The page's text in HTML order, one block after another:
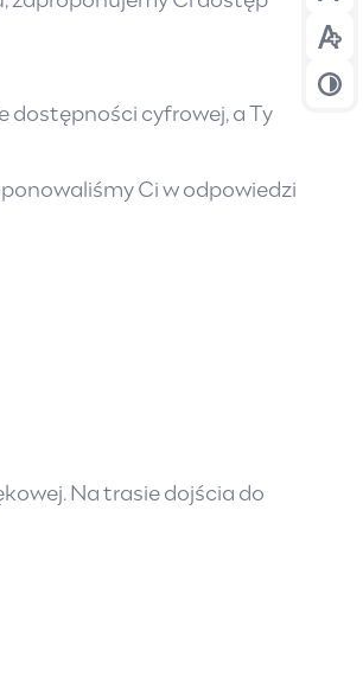
dostępności cyfrowej, a Ty
Ci w odpowiedzi
Na trasie dojścia do